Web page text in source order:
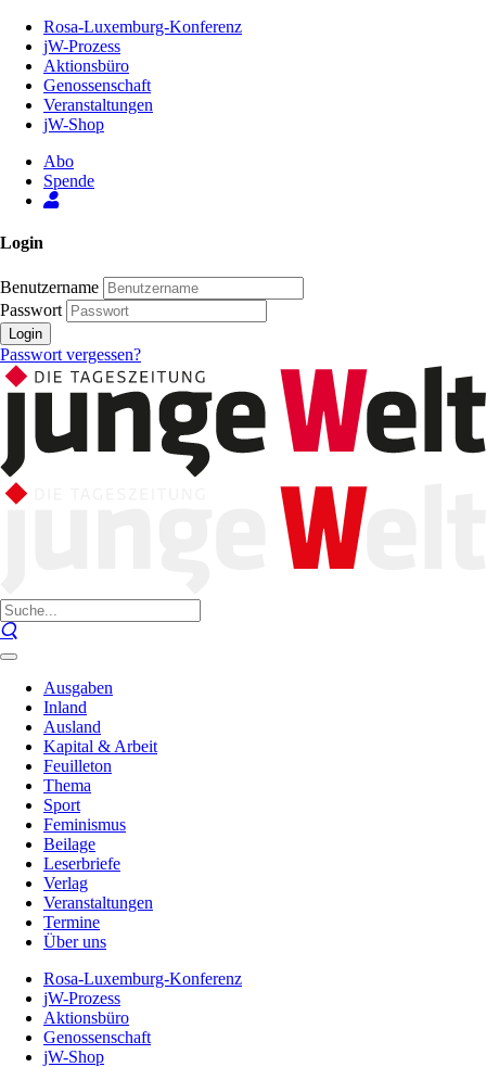
Inhalt
Seite
Rosa-Luxemburg-Konferenz
jW-Prozess
Aktionsbüro
Genossenschaft
Veranstaltungen
jW-Shop
Abo
Spende
Login
Benutzername
Passwort
Login
Passwort vergessen?
Ausgaben
Inland
Ausland
Kapital & Arbeit
Feuilleton
Thema
Sport
Feminismus
Beilage
Leserbriefe
Verlag
Veranstaltungen
Termine
Über uns
Rosa-Luxemburg-Konferenz
jW-Prozess
Aktionsbüro
Genossenschaft
jW-Shop